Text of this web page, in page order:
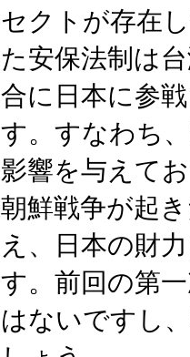
セクトが存在
た安保法制は
合に日本に参
す。すなわち
影響を与えて
朝鮮戦争が起
え、日本の財
す。前回の第
はないですし